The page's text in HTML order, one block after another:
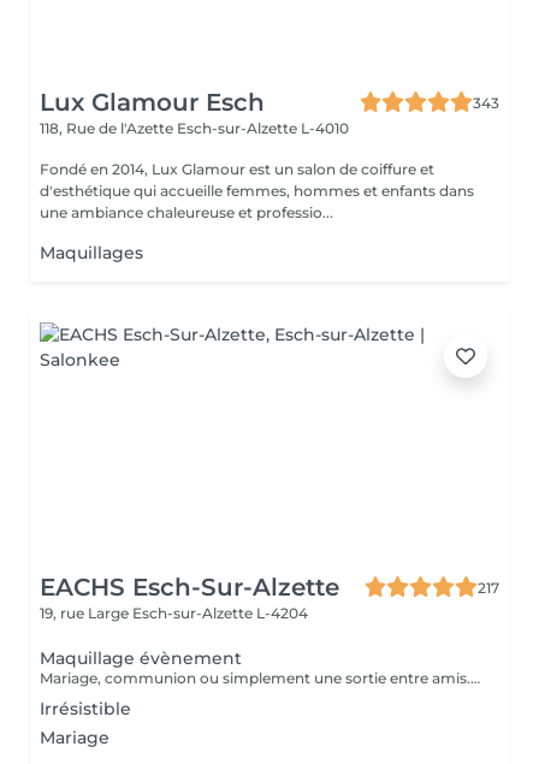
Lux Glamour Esch
343
118, Rue de l'Azette Esch-sur-Alzette L-4010
Fondé en 2014, Lux Glamour est un salon de coiffure et
d'esthétique qui accueille femmes, hommes et enfants dans
une ambiance chaleureuse et professio...
Maquillages
EACHS Esch-Sur-Alzette
217
19, rue Large Esch-sur-Alzette L-4204
Maquillage évènement
Mariage, communion ou simplement une sortie entre amis. Notre maquilleuse professionnelle s'adapte à vos envies et besoins. N'attendez plus et réservez ce service d'exception qui sera la touche finale à votre évènement.
Irrésistible
Mariage